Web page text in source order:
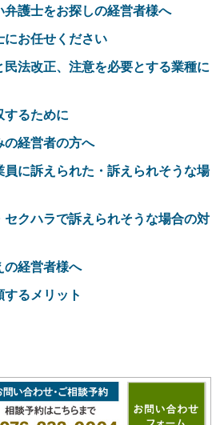
護士をお探しの経営者様へ
お任せください
法改正、注意を必要とする業種に
るために
経営者の方へ
に訴えられた・訴えられそうな場
クハラで訴えられそうな場合の対
の経営者様へ
るメリット